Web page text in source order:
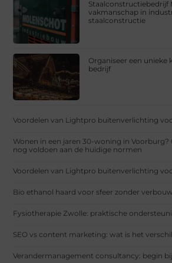
Staalconstructiebedrijf
vakmanschap in
staalconstructie
Organiseer een
bedrijf
Voordelen van Lightpro buitenverlichting
Wonen in een jaren 30-woning in Voorburg?
nog voldoen aan de huidige normen
Voordelen van Lightpro buitenverlichting
Bio ethanol haard voor sfeer zonder
Fysiotherapie Zwolle: praktische
SEO vs content marketing: wat is het
Verandermanagement consultancy: begin